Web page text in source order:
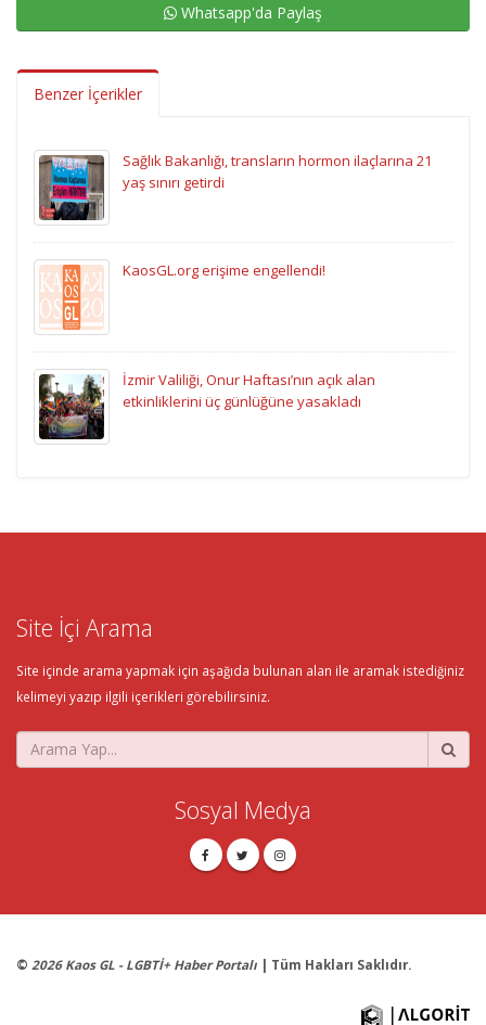
Whatsapp'da Paylaş
Benzer İçerikler
Sağlık Bakanlığı, transların hormon ilaçlarına 21
yaş sınırı getirdi
KaosGL.org erişime engellendi!
İzmir Valiliği, Onur Haftası’nın açık alan
etkinliklerini üç günlüğüne yasakladı
Site İçi Arama
Site içinde arama yapmak için aşağıda bulunan alan ile aramak istediğiniz
kelimeyi yazıp ilgili içerikleri görebilirsiniz.
Sosyal Medya
© 2026 Kaos GL - LGBTİ+ Haber Portalı | Tüm Hakları Saklıdır.